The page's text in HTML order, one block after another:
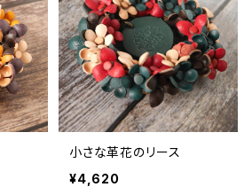
小さな革花のリース
¥4,620